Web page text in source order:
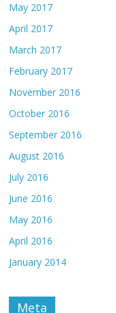
May 2017
April 2017
March 2017
February 2017
November 2016
October 2016
September 2016
August 2016
July 2016
June 2016
May 2016
April 2016
January 2014
Meta